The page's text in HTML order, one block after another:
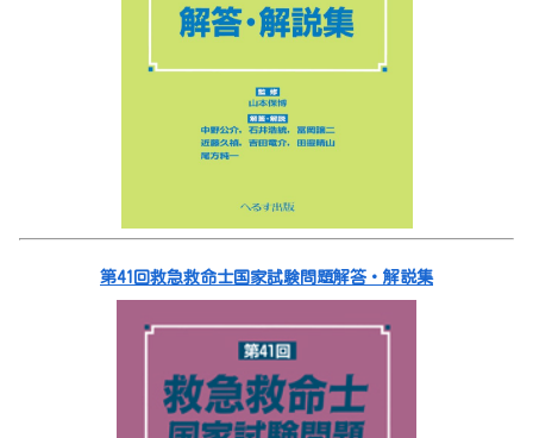
第41回救急救命士国家試験問題解答・解説集